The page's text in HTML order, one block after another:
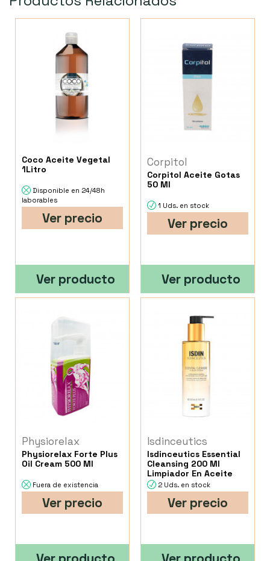
Coco Aceite Vegetal
1Litro
Disponible en 24/48h
laborables
Ver precio
Ver producto
Corpitol
Corpitol Aceite Gotas
50 Ml
1 Uds. en stock
Ver precio
Ver producto
Physiorelax
Physiorelax Forte Plus
Oil Cream 500 Ml
Fuera de existencia
Ver precio
Isdinceutics
Isdinceutics Essential
Cleansing 200 Ml
Limpiador En Aceite
2 Uds. en stock
Ver precio